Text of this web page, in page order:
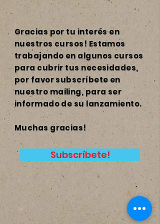
Gracias por tu interés en
nuestros cursos! Estamos
trabajando en algunos cursos
para cubrir tus necesidades,
por favor subscríbete en
nuestro mailing, para ser
informado de su lanzamiento.
Muchas gracias!
Subscríbete!